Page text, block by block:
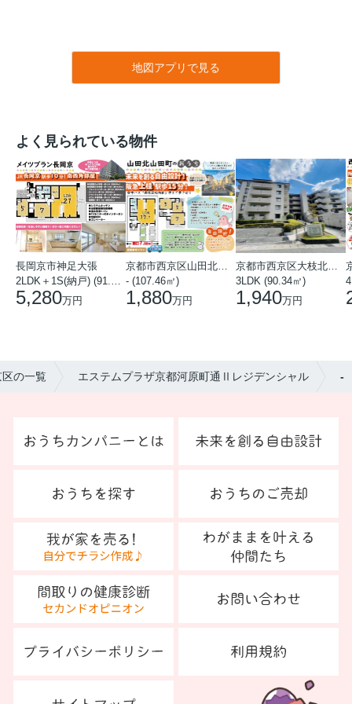
地図アプリで見る
よく見られている物件
長岡京市神足大張
5,280万円
- (107.46㎡)
1,880万円
3LDK (90.34㎡)
1,940万円
の一覧 エステムプラザ京都河原町通Ⅱレジデンシャル -